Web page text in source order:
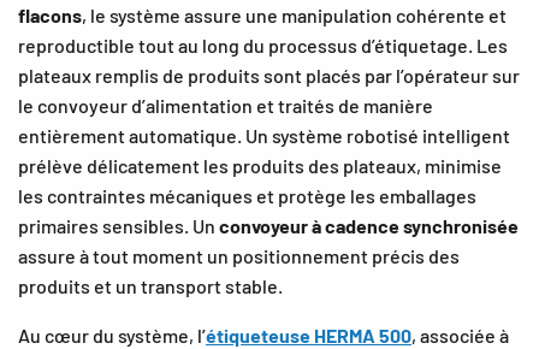
flacons, le système assure une manipulation cohérente et
reproductible tout au long du processus d’étiquetage. Les
plateaux remplis de produits sont placés par l’opérateur sur
le convoyeur d’alimentation et traités de manière
entièrement automatique. Un système robotisé intelligent
prélève délicatement les produits des plateaux, minimise
les contraintes mécaniques et protège les emballages
primaires sensibles. Un convoyeur à cadence synchronisée
assure à tout moment un positionnement précis des
produits et un transport stable.
Au cœur du système, l’étiqueteuse HERMA 500, associée à